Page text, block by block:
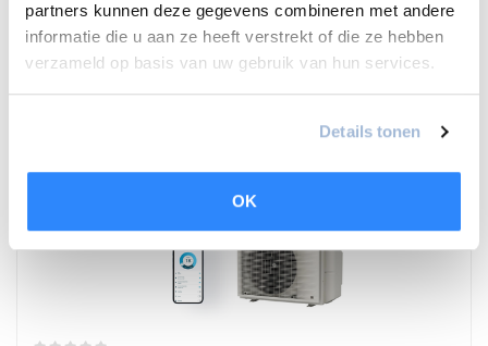
partners kunnen deze gegevens combineren met andere
informatie die u aan ze heeft verstrekt of die ze hebben
verzameld op basis van uw gebruik van hun services.
Details tonen
OK
Vergelijk